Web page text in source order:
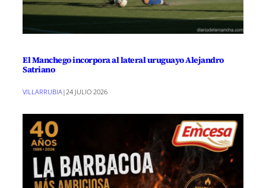
El Manchego incorpora al lateral uruguayo Alejandro
Satriano
VILLARRUBIA|24 JULIO 2026